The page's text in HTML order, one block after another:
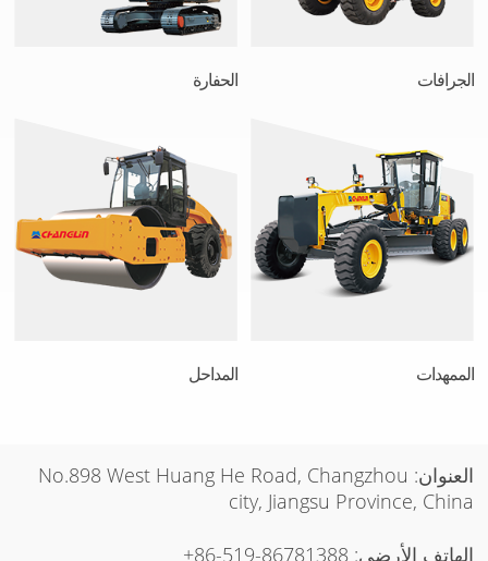
الجرافات الحفارة
الممهدات المداحل
العنوان: No.898 West Huang He Road, Changzhou
city, Jiangsu Province, China
الهاتف الأرضي:+86-519-86781388